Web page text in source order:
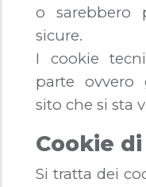
o sarebbero
sicure.
I cookie
parte ovvero
sito che si sta
Cookie
Si tratta dei